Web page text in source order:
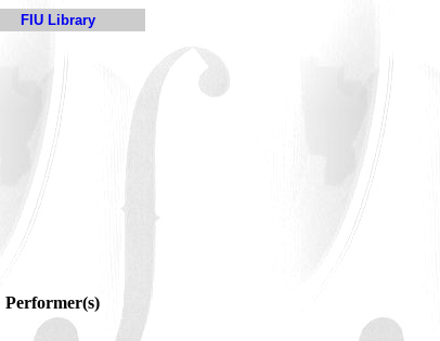
FIU Library
Performer(s)